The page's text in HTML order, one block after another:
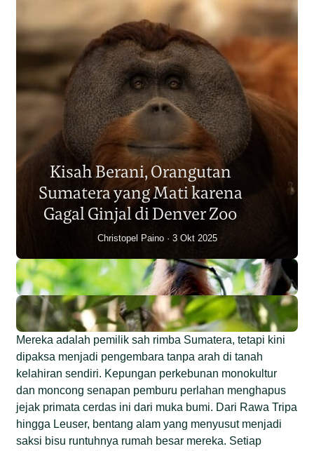
Populasi Orangutan
Sumatera Berkurang 2.700
Individu dalam Satu Dekade?
Junaidi Hanafiah 14 Jul 2026
Kisah Berani, Orangutan
Sumatera yang Mati karena
Gagal Ginjal di Denver Zoo
Christopel Paino 3 Okt 2025
Mereka adalah pemilik sah rimba Sumatera, tetapi kini
dipaksa menjadi pengembara tanpa arah di tanah
kelahiran sendiri. Kepungan perkebunan monokultur
dan moncong senapan pemburu perlahan menghapus
jejak primata cerdas ini dari muka bumi. Dari Rawa Tripa
hingga Leuser, bentang alam yang menyusut menjadi
saksi bisu runtuhnya rumah besar mereka. Setiap